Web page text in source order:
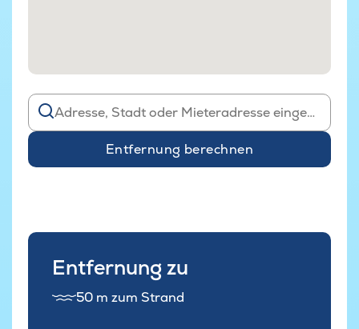
Entfernung berechnen
Entfernung zu
50 m zum Strand